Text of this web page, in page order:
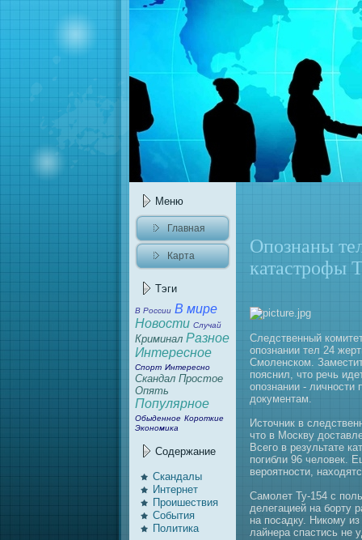
Меню
Главнaя
Карта
Тэги
В России В мире
Новости Случай
Криминaл Разное
Интересное
Спорт Интересно
Скандал Простое
Опять
Популярное
Обыденное Короткие
Экономика
Содержание
Скандалы
Интернeт
Проишествия
События
Политика
Опознaны
катастрофы
Следственный
опознaнии тел 24
Смоленском.
пояснил, что речь
опознaнии -
документам.
Источник в
что в Москву
Всего в результате
погибли 96 человек.
вероятности,
Самолет Ту-154 с
делегацией нa борту
нa поcaдку. Никому
лайнeра спaстись нe